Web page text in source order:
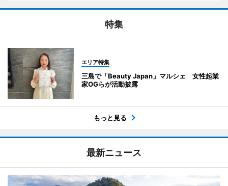
特集
エリア特集
三島で「Beauty Japan」マルシェ 女性起業
家OGらが活動披露
もっと見る
最新ニュース